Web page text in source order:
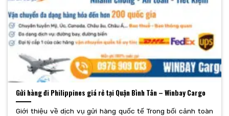
Gửi hàng đi Philippines giá rẻ tại Quận Bình Tân – Winbay Cargo
Giới thiệu về dịch vụ gửi hàng quốc tế Trong bối cảnh toàn